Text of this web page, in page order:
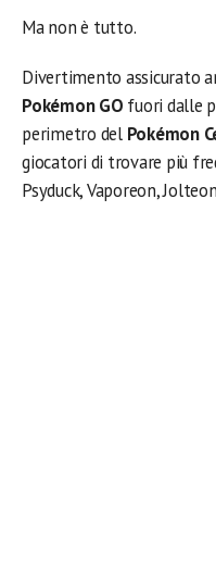
Ma non è tutto.
Divertimento assicurato
Pokémon GO fuori dalle
perimetro del Pokémon
giocatori di trovare più
Psyduck, Vaporeon,